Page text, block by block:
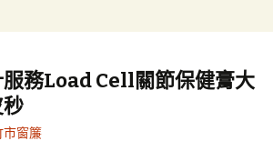
鍵
字:
務Load Cell關節保健膏大
市窗簾